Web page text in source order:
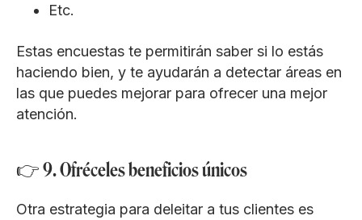
Etc.
Estas encuestas te permitirán saber si lo estás
haciendo bien, y te ayudarán a detectar áreas en
las que puedes mejorar para ofrecer una mejor
atención.
👉 9. Ofréceles beneficios únicos
Otra estrategia para deleitar a tus clientes es